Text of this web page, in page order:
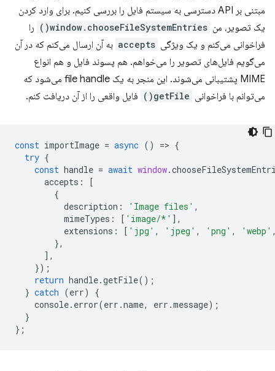
مبتنی بر API دسترسی به سیستم فایل را بررسی کنیم. برای وارد کردن
یک تصویر، من window.chooseFileSystemEntries()
را
فراخوانی می‌کنم و یک ویژگی accepts به آن ارسال می‌کنم که در آن
می‌گویم فایل‌های تصویر را می‌خواهم. هم پسوند فایل و هم انواع
MIME پشتیبانی می‌شوند. این منجر به یک file handle می‌شود که
می‌توانم با فراخوانی getFile() فایل واقعی را از آن دریافت کنم.
const importImage = async () => {
try {
const handle = await window.
accepts :
[
{
description : 'Image files' ,
mimeTypes : [ 'image/*' ],
extensions : [ 'jpg' , 'jpeg' , 'png' , 'webp'
},
],
});
return handle.getFile();
} catch (err)
{
console. error(err .name, err .message);
}
};